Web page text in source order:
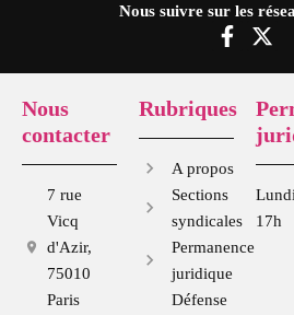
Nous suivre sur les
F
a
c
b
o
o
-
f
X
-
t
w
i
t
t
e
r
Nous
contacter
7 rue
Vicq
d'Azir,
75010
Paris
Rubriques
A propos
Sections
syndicales
Permanence
juridique
Défense
17h